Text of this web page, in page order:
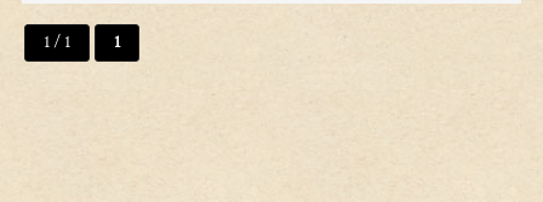
1 / 1 1